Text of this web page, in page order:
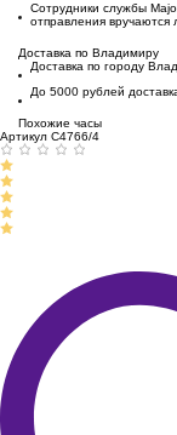
Сотрудники службы
отправления вручаются
Доставка по Владимиру
Доставка по городу
До 5000 рублей
Похожие часы
Артикул C4766/4